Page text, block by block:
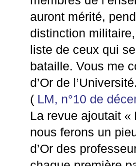
auront mérité,
distinction militaire,
liste de ceux qui
bataille. Vous me
d’Or de
( LM, n°10 de
La revue ajoutait «
nous ferons un
d’Or des